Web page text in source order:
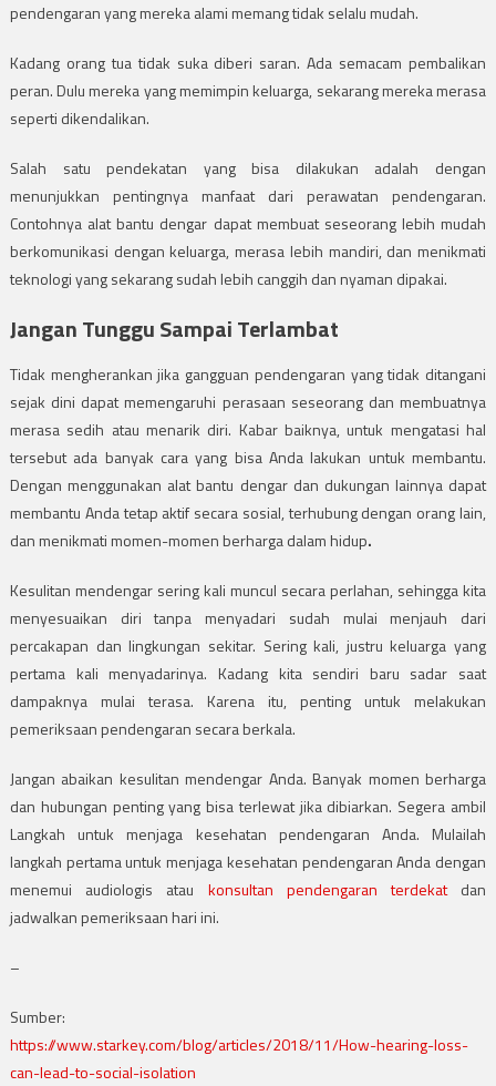
pendengaran yang mereka alami memang tidak selalu mudah.
Kadang orang tua tidak suka diberi saran. Ada semacam pembalikan
peran. Dulu mereka yang memimpin keluarga, sekarang mereka merasa
seperti dikendalikan.
Salah satu pendekatan yang bisa dilakukan adalah dengan
menunjukkan pentingnya manfaat dari perawatan pendengaran.
Contohnya alat bantu dengar dapat membuat seseorang lebih mudah
berkomunikasi dengan keluarga, merasa lebih mandiri, dan menikmati
teknologi yang sekarang sudah lebih canggih dan nyaman dipakai.
Jangan Tunggu Sampai Terlambat
Tidak mengherankan jika gangguan pendengaran yang tidak ditangani
sejak dini dapat memengaruhi perasaan seseorang dan membuatnya
merasa sedih atau menarik diri. Kabar baiknya, untuk mengatasi hal
tersebut ada banyak cara yang bisa Anda lakukan untuk membantu.
Dengan menggunakan alat bantu dengar dan dukungan lainnya dapat
membantu Anda tetap aktif secara sosial, terhubung dengan orang lain,
dan menikmati momen-momen berharga dalam hidup.
Kesulitan mendengar sering kali muncul secara perlahan, sehingga kita
menyesuaikan diri tanpa menyadari sudah mulai menjauh dari
percakapan dan lingkungan sekitar. Sering kali, justru keluarga yang
pertama kali menyadarinya. Kadang kita sendiri baru sadar saat
dampaknya mulai terasa. Karena itu, penting untuk melakukan
pemeriksaan pendengaran secara berkala.
Jangan abaikan kesulitan mendengar Anda. Banyak momen berharga
dan hubungan penting yang bisa terlewat jika dibiarkan. Segera ambil
Langkah untuk menjaga kesehatan pendengaran Anda. Mulailah
langkah pertama untuk menjaga kesehatan pendengaran Anda dengan
menemui audiologis atau konsultan pendengaran terdekatdan
jadwalkan pemeriksaan hari ini.
–
Sumber:
https://www.starkey.com/blog/articles/2018/11/How-hearing-loss-
can-lead-to-social-isolation